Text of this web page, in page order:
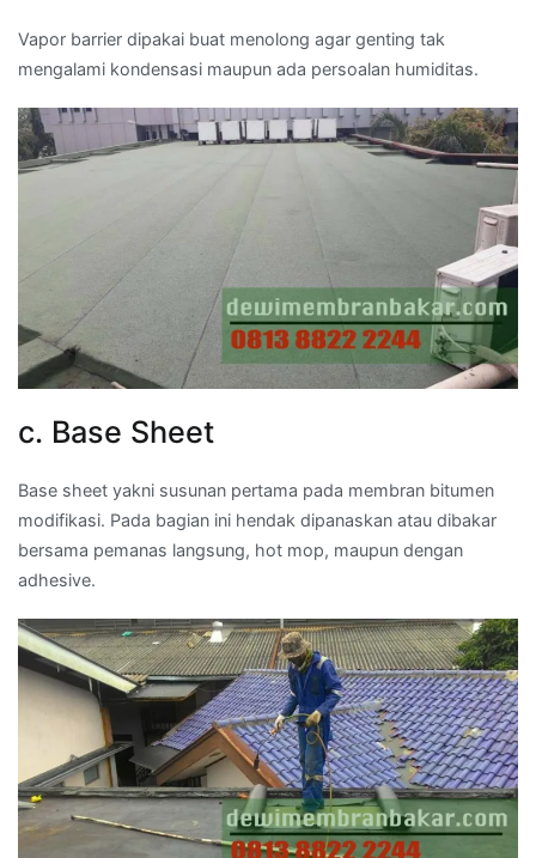
Vapor barrier dipakai buat menolong agar genting tak
mengalami kondensasi maupun ada persoalan humiditas.
c. Base Sheet
Base sheet yakni susunan pertama pada membran bitumen
modifikasi. Pada bagian ini hendak dipanaskan atau dibakar
bersama pemanas langsung, hot mop, maupun dengan
adhesive.